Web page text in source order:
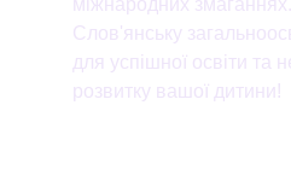
міжнародних
Слов'янську
для успішної освіти та
розвитку вашої дитини!